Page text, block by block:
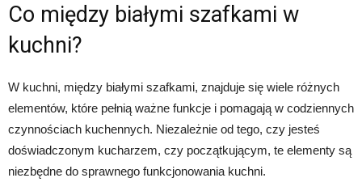
Co między białymi szafkami w
kuchni?
W kuchni, między białymi szafkami, znajduje się wiele różnych
elementów, które pełnią ważne funkcje i pomagają w codziennych
czynnościach kuchennych. Niezależnie od tego, czy jesteś
doświadczonym kucharzem, czy początkującym, te elementy są
niezbędne do sprawnego funkcjonowania kuchni.